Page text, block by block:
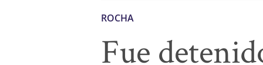
ROCHA
Fue